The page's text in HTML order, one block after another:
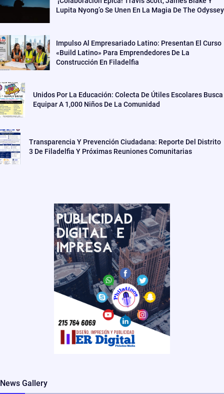
Lupita Nyong’o Se Unen En La Magia De The Odyssey
Impulso Al Empresariado Latino: Presentan El Curso
«Build Latino» Para Emprendedores De La
Construcción En Filadelfia
Unidos Por La Educación: Colecta De Útiles Escolares Busca
Equipar A 1,000 Niños De La Comunidad
Transparencia Y Prevención Ciudadana: Reporte Del Distrito
3 De Filadelfia Y Próximas Reuniones Comunitarias
News Gallery